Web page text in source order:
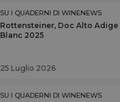
SU I QUADERNI DI WINENEWS
Rottensteiner, Doc Alto
Blanc 2025
25 Luglio 2026
SU I QUADERNI DI WINENEWS